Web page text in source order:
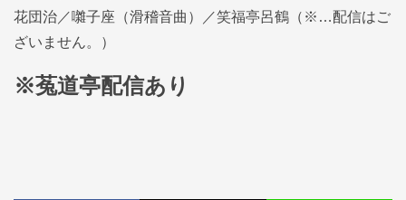
花団治／囃子座（滑稽音曲）／笑福亭呂鶴（※…配信はご
ざいません。）
※菟道亭配信あり